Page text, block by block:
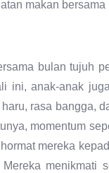
makan
bulan tujuh
ini, anak-anak
rasa bangga,
momentum
mereka
menikmati